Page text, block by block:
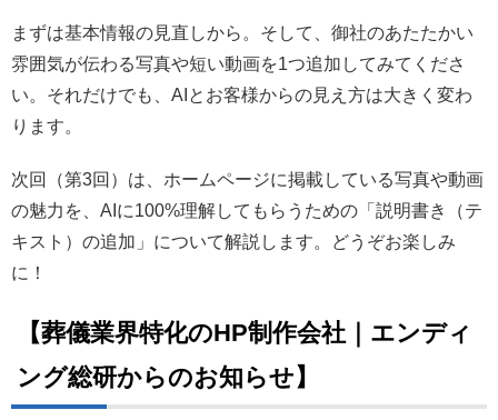
まずは基本情報の見直しから。そして、御社のあたたかい
雰囲気が伝わる写真や短い動画を1つ追加してみてくださ
い。それだけでも、AIとお客様からの見え方は大きく変わ
ります。
次回（第3回）は、ホームページに掲載している写真や動画
の魅力を、AIに100%理解してもらうための「説明書き（テ
キスト）の追加」について解説します。どうぞお楽しみ
に！
【葬儀業界特化のHP制作会社｜エンディ
ング総研からのお知らせ】